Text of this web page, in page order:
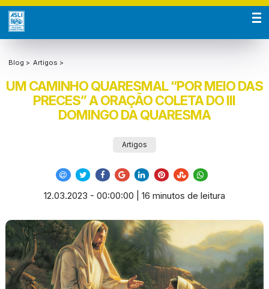
Blog > Artigos >
UM CAMINHO QUARESMAL “POR MEIO DAS
PRECES” A ORAÇÃO COLETA DO III
DOMINGO DA QUARESMA
Artigos
12.03.2023 - 00:00:00 | 16 minutos de leitura